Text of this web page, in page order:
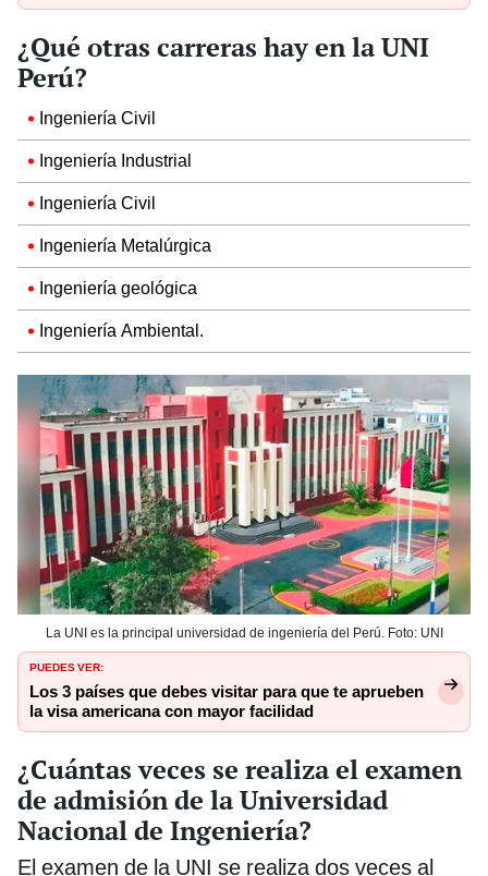
¿Qué otras carreras hay en la UNI
Perú?
Ingeniería Civil
Ingeniería Industrial
Ingeniería Civil
Ingeniería Metalúrgica
Ingeniería geológica
Ingeniería Ambiental.
La UNI es la principal universidad de ingeniería del Perú. Foto: UNI
PUEDES VER:
Los 3 países que debes visitar para que te aprueben
la visa americana con mayor facilidad
¿Cuántas veces se realiza el examen
de admisión de la Universidad
Nacional de Ingeniería?
El examen de la UNI se realiza dos veces al